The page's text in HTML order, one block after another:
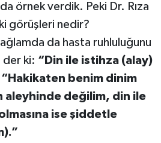
da örnek verdik. Peki Dr. Rıza
görüşleri nedir?
da hasta ruhluluğunu
der ki: “Din ile istihza (alay)
benim dinim
aleyhinde değilim, din ile
ise şiddetle